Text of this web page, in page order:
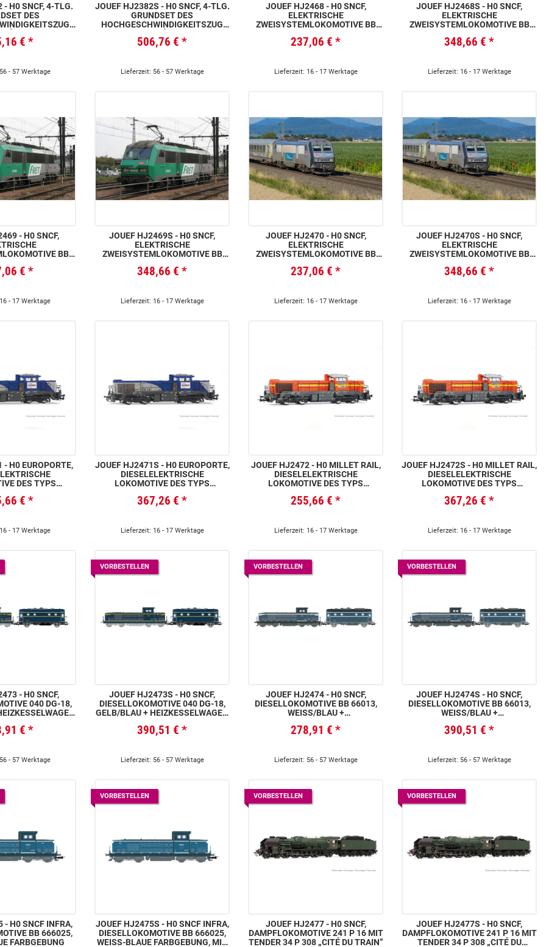
- H0 SNCF, 4-TLG.
DES
INOUI
€ *
- 57 Werktage
JOUEF HJ2382S - H0 SNCF, 4-TLG.
GRUNDSET DES
HOCHGESCHWINDIGKEITSZUG
(DREISYSTEMVARIANTE) INOUI
SOUNDDECODER
506,76 € *
Lieferzeit: 56 - 57 Werktage
JOUEF HJ2468 - H0 SNCF,
ELEKTRISCHE
ZWEISYSTEMLOKOMOTIVE BB
FARBGEBUNG „TRAINS
237,06 € *
Lieferzeit: 16 - 17 Werktage
JOUEF HJ2468S - H0 SNCF,
ELEKTRISCHE
ZWEISYSTEMLOKOMOTIVE BB
FARBGEBUNG „TRAINS
348,66 € *
Lieferzeit: 16 - 17 Werktage
- H0 SNCF,
BB
LOGO, (WAPPEN
€ *
- 17 Werktage
JOUEF HJ2469S - H0 SNCF,
ELEKTRISCHE
ZWEISYSTEMLOKOMOTIVE BB
MIT CARMILLON-LOGO, (WAPPEN
348,66 € *
Lieferzeit: 16 - 17 Werktage
JOUEF HJ2470 - H0 SNCF,
ELEKTRISCHE
ZWEISYSTEMLOKOMOTIVE BB
EST“-FARBGEBUNG, EP. VI
237,06 € *
Lieferzeit: 16 - 17 Werktage
JOUEF HJ2470S - H0 SNCF,
ELEKTRISCHE
ZWEISYSTEMLOKOMOTIVE BB
EST“-FARBGEBUNG, EP. VI, MIT
348,66 € *
Lieferzeit: 16 - 17 Werktage
H0 EUROPORTE,
DES TYPS
EP. VI
€ *
- 17 Werktage
JOUEF HJ2471S - H0 EUROPORTE,
DIESELELEKTRISCHE
LOKOMOTIVE DES TYPS
FARBGEBUNG, EP. VI, MIT
367,26 € *
Lieferzeit: 16 - 17 Werktage
JOUEF HJ2472 - H0 MILLET RAIL,
DIESELELEKTRISCHE
LOKOMOTIVE DES TYPS
FARBGEBUNG, EP. VI
255,66 € *
Lieferzeit: 16 - 17 Werktage
JOUEF HJ2472S - H0 MILLET RAIL,
DIESELELEKTRISCHE
LOKOMOTIVE DES TYPS
FARBGEBUNG, EP. VI, MIT
367,26 € *
Lieferzeit: 16 - 17 Werktage
- H0 SNCF,
040 DG-18,
€ *
- 57 Werktage
VORBESTELLEN
JOUEF HJ2473S - H0 SNCF,
DIESELLOKOMOTIVE 040 DG-18,
GELB/BLAU + HEIZKESSELWAGEN
568 IN KÖNIGSBLAUER
SOUNDDECODER
390,51 € *
Lieferzeit: 56 - 57 Werktage
VORBESTELLEN
JOUEF HJ2474 - H0 SNCF,
DIESELLOKOMOTIVE BB 66013,
WEISS/BLAU +
00 KG/H, SHMF 788, HELLBLAUE F
278,91 € *
Lieferzeit: 56 - 57 Werktage
VORBESTELLEN
JOUEF HJ2474S - H0 SNCF,
DIESELLOKOMOTIVE BB 66013,
WEISS/BLAU +
00 KG/H, SHMF 788, HELLBLAUE
OUNDDECODER
390,51 € *
Lieferzeit: 56 - 57 Werktage
- H0 SNCF INFRA,
BB 666025,
FARBGEBUNG
VORBESTELLEN
JOUEF HJ2475S - H0 SNCF INFRA,
DIESELLOKOMOTIVE BB 666025,
WEISS-BLAUE FARBGEBUNG, MIT
VORBESTELLEN
JOUEF HJ2477 - H0 SNCF,
DAMPFLOKOMOTIVE 241 P 16 MIT
TENDER 34 P 308 „CITÉ DU TRAIN”
VORBESTELLEN
JOUEF HJ2477S - H0 SNCF,
DAMPFLOKOMOTIVE 241 P 16 MIT
TENDER 34 P 308 „CITÉ DU